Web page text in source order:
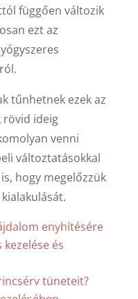
függően változik
ezt az
tűnhetnek ezek az
rövid ideig
venni
változtatásokkal
hogy megelőzzük
enyhítésére
és
tüneteit?